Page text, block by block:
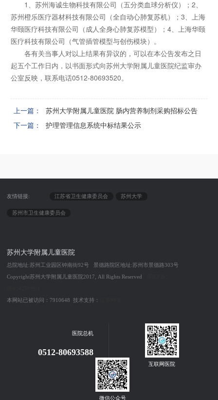
1、苏州海诚生物科技有限公司（五分类血球分析仪）；2、
苏州橙乐医疗器材科技有限公司（全自动心肺复苏机）；3、上海
华颐医疗科技有限公司（成人全身心肺复苏模型）；4、上海华颐
医疗科技有限公司（气管插管模型与创伤模块）。
各有关当事人对以上结果有异议的，可以在本公告发布之日
起五个工作日内，以书面形式向苏州大学附属儿童医院纪监审办
公室反映，联系电话0512-80693520。
上一篇：
苏州大学附属儿童医院 肠内营养制剂采购招标公告
下一篇：
护理管理信息系统中标结果公示
友情链接: 江苏省卫生健康委员会 苏州大学
苏州市卫生健康委员会
苏州大学附属儿童医院
总院地址:苏州工业园区钟南街92号 景德路院区地址:苏州市景德路303号
Copyright苏州大学附属儿童医院2017, All Rights Reserved
本网站已被访问：7910648 技术支持：
医院总机
0512-80693588
互联网医院
微信公众号